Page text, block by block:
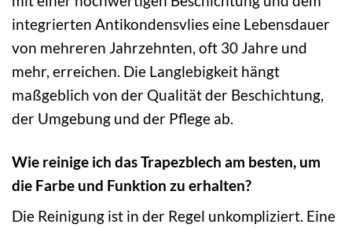
integrierten Antikondensvlies eine Lebensdauer
von mehreren Jahrzehnten, oft 30 Jahre und
mehr, erreichen. Die Langlebigkeit hängt
maßgeblich von der Qualität der Beschichtung,
der Umgebung und der Pflege ab.
Wie reinige ich das Trapezblech am besten, um
die Farbe und Funktion zu erhalten?
Die Reinigung ist in der Regel unkompliziert. Eine